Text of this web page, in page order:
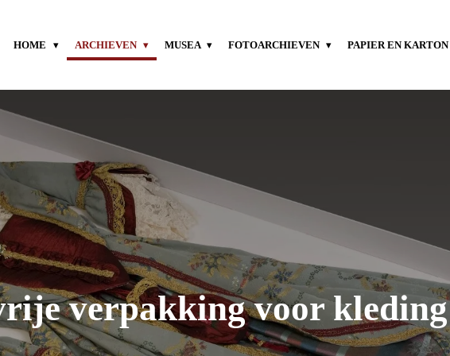
HOME ARCHIEVEN MUSEA FOTOARCHIEVEN PAPIER EN KARTON
verpakking voor kleding